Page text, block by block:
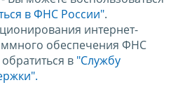
в ФНС России".
интернет-
обеспечения ФНС
в "Службу